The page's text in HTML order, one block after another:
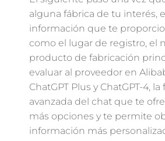
alguna fábrica de tu interés,
información que te
como el lugar de registro, el
producto de fabricación
evaluar al proveedor en
ChatGPT Plus y ChatGPT-4, la
avanzada del chat que te
más opciones y te permite
información más